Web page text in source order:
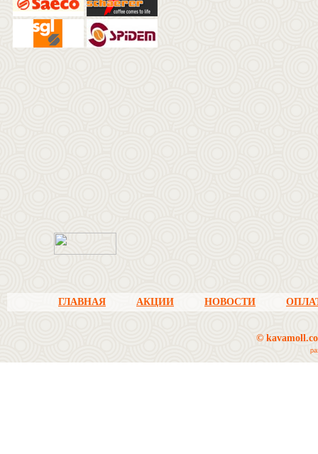
ГЛАВНАЯ АКЦИИ НОВОСТИ
©